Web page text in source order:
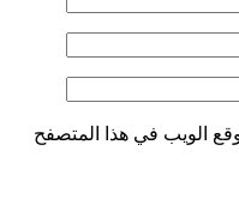
الويب في هذا المتصفح